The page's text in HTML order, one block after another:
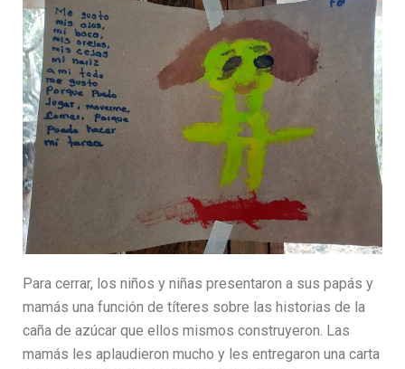
Para cerrar, los niños y niñas presentaron a sus papás y
mamás una función de títeres sobre las historias de la
caña de azúcar que ellos mismos construyeron. Las
mamás les aplaudieron mucho y les entregaron una carta